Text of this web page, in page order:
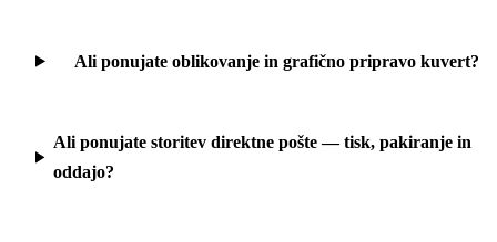
Ali ponujate oblikovanje in grafično pripravo kuvert?
Ali ponujate storitev direktne pošte — tisk, pakiranje in
oddajo?